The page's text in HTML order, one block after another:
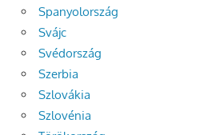
Spanyolország
Svájc
Svédország
Szerbia
Szlovákia
Szlovénia